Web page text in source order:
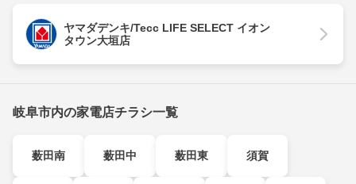
ヤマダデンキ/Tecc LIFE SELECT イオン
タウン大垣店
岐阜市内の家電店チラシ一覧
薮田南 薮田中 薮田東 須賀